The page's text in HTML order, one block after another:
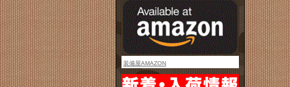
装備屋AMAZON